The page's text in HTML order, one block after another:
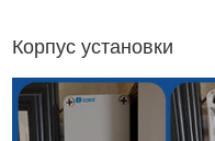
Корпус установки